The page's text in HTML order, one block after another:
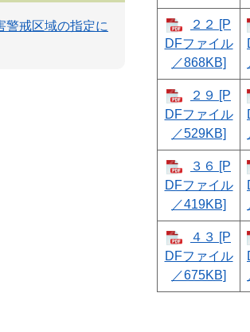
２２ [P
DFファイル
／868KB]
２９ [P
DFファイル
／529KB]
３６ [P
DFファイル
／419KB]
４３ [P
DFファイル
／675KB]
警戒区域の指定に